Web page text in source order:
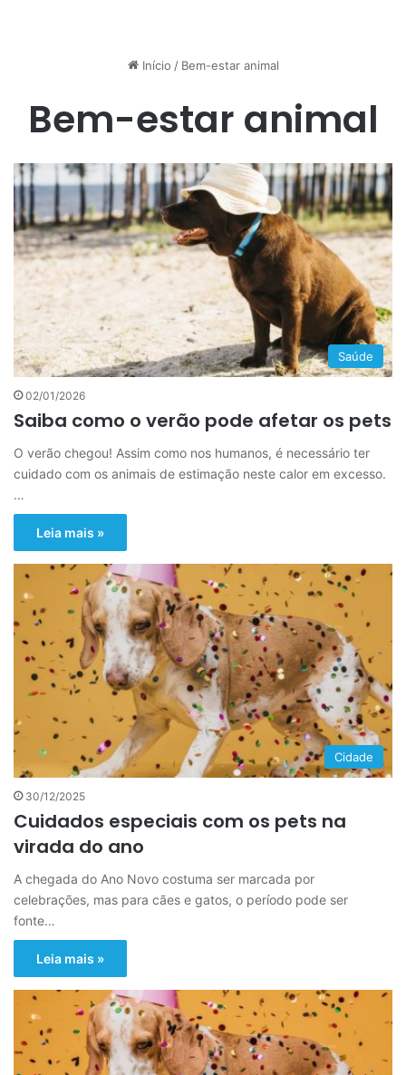
Início / Bem-estar animal
Bem-estar animal
Saúde
02/01/2026
Saiba como o verão pode afetar os pets
O verão chegou! Assim como nos humanos, é necessário ter
cuidado com os animais de estimação neste calor em excesso.
…
Leia mais »
Cidade
30/12/2025
Cuidados especiais com os pets na
virada do ano
A chegada do Ano Novo costuma ser marcada por
celebrações, mas para cães e gatos, o período pode ser
fonte…
Leia mais »